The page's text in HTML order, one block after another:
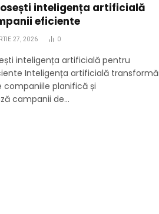
inteligența artificială
eficiente
27, 2026 0
inteligența artificială pentru
Inteligența artificială transformă
companiile planifică și
campanii de…